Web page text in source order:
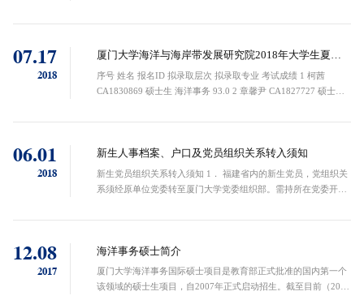
07.17
2018
厦门大学海洋与海岸带发展研究院2018年大学生夏令
营推荐免试研究生拟录取名单
序号 姓名 报名ID 拟录取层次 拟录取专业 考试成绩 1 柯茜
CA1830869 硕士生 海洋事务 93.0 2 章馨尹 CA1827727 硕士生
明...
06.01
2018
新生人事档案、户口及党员组织关系转入须知
新生党员组织关系转入须知 1． 福建省内的新生党员，党组织关
系须经原单位党委转至厦门大学党委组织部。需持所在党委开出
部”）。 2． &nbsp...
12.08
2017
海洋事务硕士简介
厦门大学海洋事务国际硕士项目是教育部正式批准的国内第一个
该领域的硕士生项目，自2007年正式启动招生。截至目前（2017